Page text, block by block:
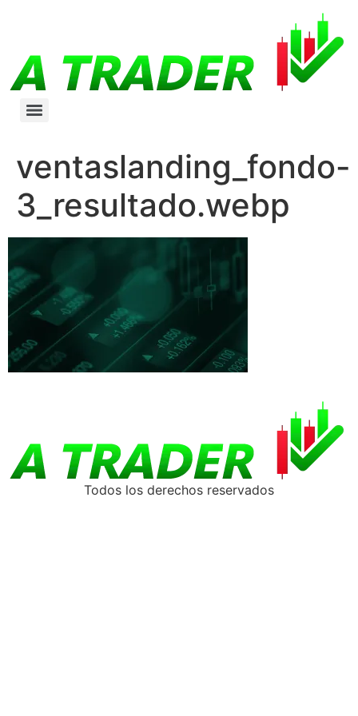
ventaslanding_fondo-
3_resultado.webp
Todos los derechos reservados